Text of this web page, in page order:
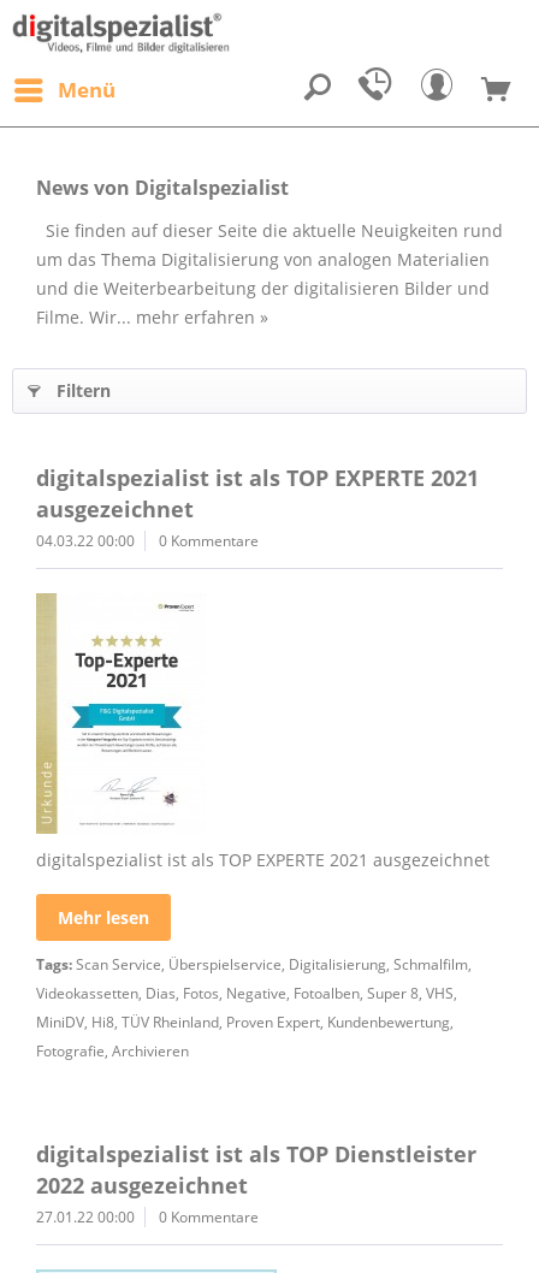
Menü
News von Digitalspezialist
Sie finden auf dieser Seite die aktuelle Neuigkeiten rund
um das Thema Digitalisierung von analogen Materialien
und die Weiterbearbeitung der digitalisieren Bilder und
Filme. Wir... mehr erfahren »
Filtern
digitalspezialist ist als TOP EXPERTE 2021
ausgezeichnet
04.03.22 00:00 0 Kommentare
digitalspezialist ist als TOP EXPERTE 2021 ausgezeichnet
Mehr lesen
Tags:Scan Service, Überspielservice, Digitalisierung, Schmalfilm,
Videokassetten, Dias, Fotos, Negative, Fotoalben, Super 8, VHS,
MiniDV, Hi8, TÜV Rheinland, Proven Expert, Kundenbewertung,
Fotografie, Archivieren
digitalspezialist ist als TOP Dienstleister
2022 ausgezeichnet
27.01.22 00:00 0 Kommentare